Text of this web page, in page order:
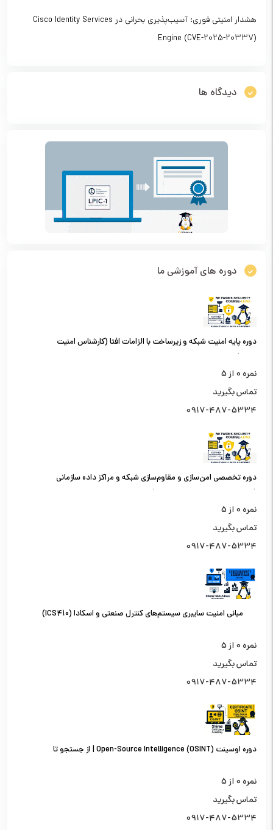
هشدار امنیتی فوری: آسیب‌پذیری بحرانی در Cisco Identity Services
Engine (CVE-2025-20337)
دیدگاه ها
دوره های آموزشی ما
دوره پایه امنیت شبکه و زیرساخت با الزامات افتا (کارشناس امنیت
نمره0 از 5
تماس بگیرید
0917-487-5334
دوره تخصصی امن‌سازی و مقاوم‌سازی شبکه و مراکز داده سازمانی
نمره0 از 5
تماس بگیرید
0917-487-5334
مبانی امنیت سایبری سیستم‌های کنترل صنعتی و اسکادا (ICS410)
نمره0 از 5
تماس بگیرید
0917-487-5334
دوره اوسینت (OSINT) Open-Source Intelligence | از جستجو تا
نمره0 از 5
تماس بگیرید
0917-487-5334